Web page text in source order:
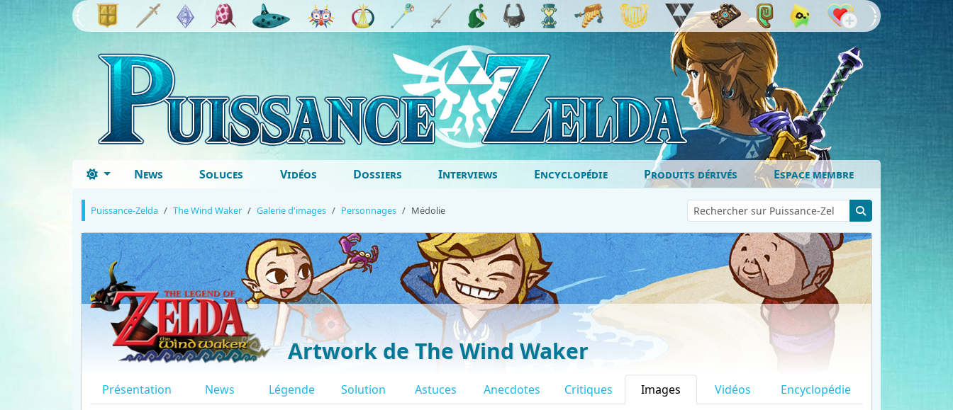
News Soluces Vidéos Dossiers Interviews Encyclopédie Produits dérivés Espace membre
Puissance-Zelda The Wind Waker Galerie d'images Personnages Médolie
Artwork de The Wind Waker
Présentation News Légende Solution Astuces Anecdotes Critiques Images Vidéos Encyclopédie